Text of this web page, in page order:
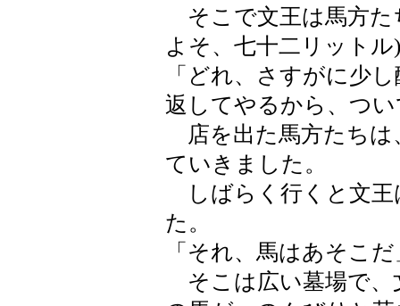
そこで文王は馬方た
よそ、七十二リット
「どれ、さすがに少
返してやるから、つ
店を出た馬方たちは
ていきました。
しばらく行くと文王
た。
「それ、馬はあそこだ
そこは広い墓場で、